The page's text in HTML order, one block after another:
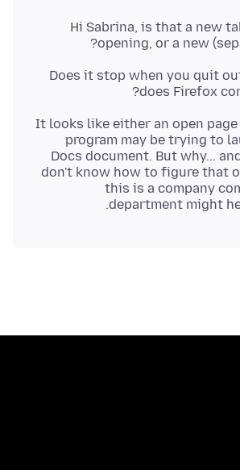
Hi Sabrina, is that a new
opening, or a new
Does it stop when you quit
does Firefox
It looks like either an open
program may be trying to
Docs document. But why...
don't know how to figure that
this is a company
department might